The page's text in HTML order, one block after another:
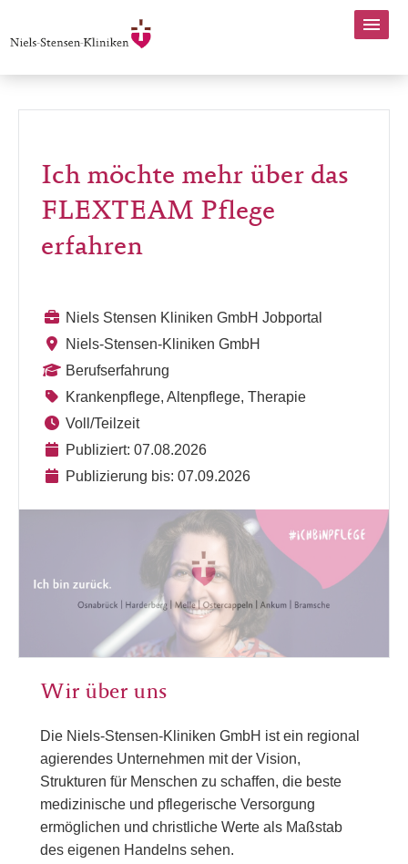
Ich möchte mehr über das
FLEXTEAM Pflege
erfahren
Niels Stensen Kliniken GmbH Jobportal
Niels-Stensen-Kliniken GmbH
Berufserfahrung
Krankenpflege, Altenpflege, Therapie
Voll/Teilzeit
Publiziert: 07.08.2026
Publizierung bis: 07.09.2026
Wir über uns
Die Niels-Stensen-Kliniken GmbH ist ein regional
agierendes Unternehmen mit der Vision,
Strukturen für Menschen zu schaffen, die beste
medizinische und pflegerische Versorgung
ermöglichen und christliche Werte als Maßstab
des eigenen Handelns sehen.